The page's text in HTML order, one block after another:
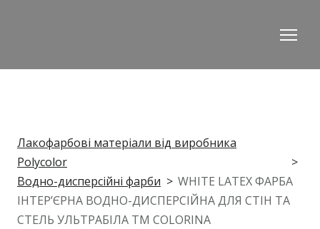
Лакофарбові матеріали від виробника
Polycolor
Водно-дисперсійні фарби
WHITE LATEX ФАРБА
ІНТЕР’ЄРНА ВОДНО-ДИСПЕРСІЙНА ДЛЯ СТІН ТА
СТЕЛЬ УЛЬТРАБІЛА ТМ COLORINA